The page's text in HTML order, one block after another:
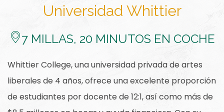
Universidad Whittier
​7MILLAS, 20 MINUTOS EN COCHE
Whittier College, una universidad privada de artes
liberales de 4 años, ofrece una excelente proporción
de estudiantes por docente de 12:1, así como más de